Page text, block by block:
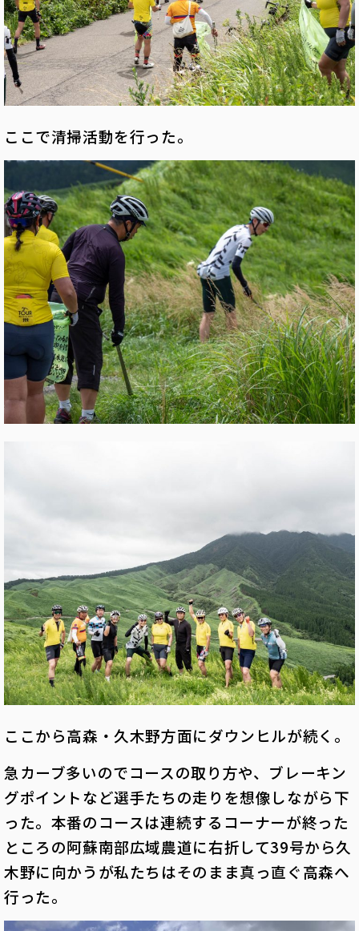
ここで清掃活動を行った。
ここから高森・久木野方面にダウンヒルが続く。
急カーブ多いのでコースの取り方や、ブレーキン
グポイントなど選手たちの走りを想像しながら下
った。本番のコースは連続するコーナーが終った
ところの阿蘇南部広域農道に右折して39号から久
木野に向かうが私たちはそのまま真っ直ぐ高森へ
行った。